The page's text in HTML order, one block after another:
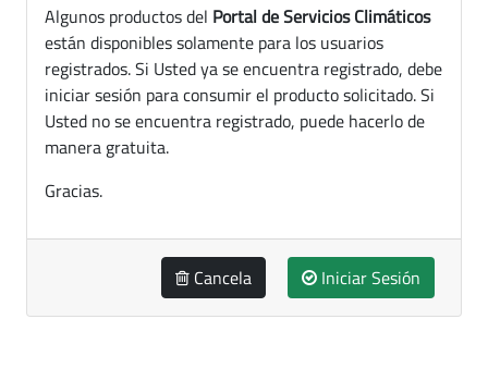
Algunos productos del Portal de Servicios Climáticos
están disponibles solamente para los usuarios
registrados. Si Usted ya se encuentra registrado, debe
iniciar sesión para consumir el producto solicitado. Si
Usted no se encuentra registrado, puede hacerlo de
manera gratuita.
Gracias.
Cancela Iniciar Sesión